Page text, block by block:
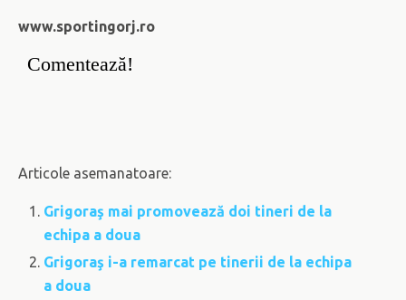
www.sportingorj.ro
Comentează!
Articole asemanatoare:
Grigoraş mai promovează doi tineri de la
echipa a doua
Grigoraş i-a remarcat pe tinerii de la echipa
a doua